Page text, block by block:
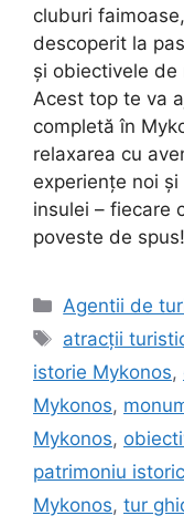
cluburi
descoperit la
și obiectivele
Acest top te va
completă în
relaxarea cu
experiențe noi
insulei – fiecare
poveste de spus!
Categorii
Agentii de
Etichete
atracții
istorie Mykonos,
Mykonos,
Mykonos,
patrimoniu
Mykonos, tur